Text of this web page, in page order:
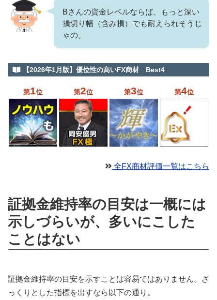
Bさんの資金レベルならば、もっと深い
損切り幅（含み損）でも耐えられそうじ
ゃの。
【2026年1月版】優位性の高いFX商材 Best4
第1位 第2位 第3位 第4位
全FX商材評価一覧はこちら
証拠金維持率の目安は一概には
示しづらいが、多いにこした
ことはない
証拠金維持率の目安を示すことは容易ではありません。ざ
っくりとした指標を出すなら以下の通り。